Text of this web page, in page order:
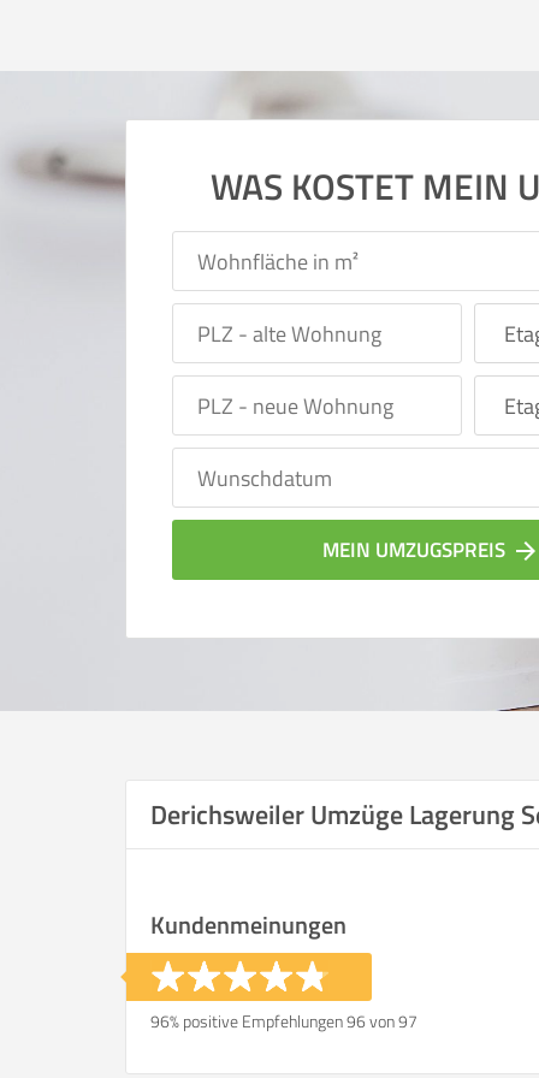
WAS KOSTET MEIN
MEIN UMZUGSPREIS arrow_forward
Vergleichsergebnis
Ihre Angaben: am
Derichsweiler Umzüge Lagerung
Kundenmeinungen
96% positive Empfehlungen 96 von 97